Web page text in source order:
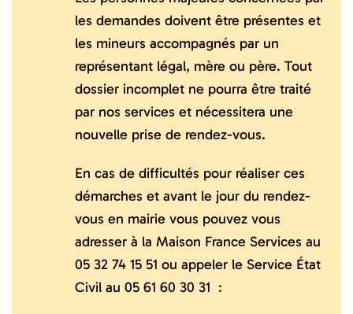
les demandes doivent être présentes et
les mineurs accompagnés par un
représentant légal, mère ou père. Tout
dossier incomplet ne pourra être traité
par nos services et nécessitera une
nouvelle prise de rendez-vous.
En cas de difficultés pour réaliser ces
démarches et avant le jour du rendez-
vous en mairie vous pouvez vous
adresser à la Maison France Services au
05 32 74 15 51 ou appeler le Service État
Civil au 05 61 60 30 31 :